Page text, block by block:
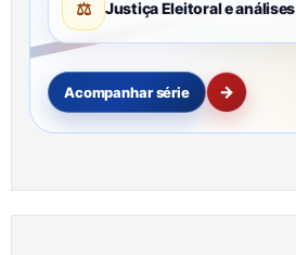
⚖ Justiça Eleitoral e análises
Acompanhar série →